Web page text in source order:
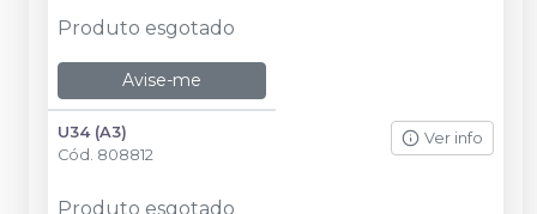
Produto esgotado
Avise-me
U34 (A3)
Cód. 808812
Ver info
Produto esgotado